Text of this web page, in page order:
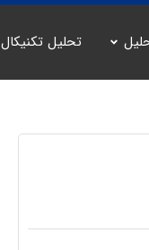
تحلیل تکنیکال